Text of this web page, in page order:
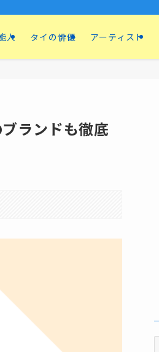
人 タイの俳優 アーティスト
ランドも徹底